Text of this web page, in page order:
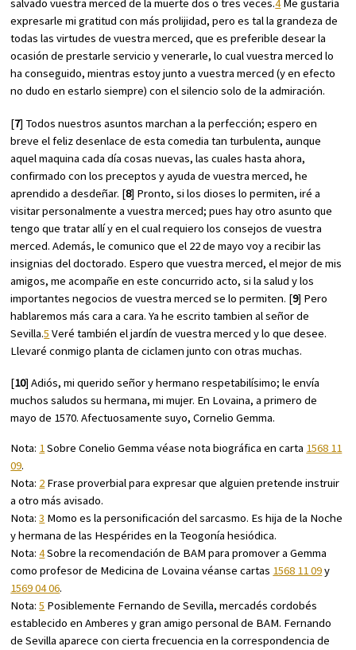
salvado vuestra merced de la muerte dos o tres veces.4Me gustaría
expresarle mi gratitud con más prolijidad, pero es tal la grandeza de
todas las virtudes de vuestra merced, que es preferible desear la
ocasión de prestarle servicio y venerarle, lo cual vuestra merced lo
ha conseguido, mientras estoy junto a vuestra merced (y en efecto
no dudo en estarlo siempre) con el silencio solo de la admiración.
[7] Todos nuestros asuntos marchan a la perfección; espero en
breve el feliz desenlace de esta comedia tan turbulenta, aunque
aquel maquina cada día cosas nuevas, las cuales hasta ahora,
confirmado con los preceptos y ayuda de vuestra merced, he
aprendido a desdeñar. [8] Pronto, si los dioses lo permiten, iré a
visitar personalmente a vuestra merced; pues hay otro asunto que
tengo que tratar allí y en el cual requiero los consejos de vuestra
merced. Además, le comunico que el 22 de mayo voy a recibir las
insignias del doctorado. Espero que vuestra merced, el mejor de mis
amigos, me acompañe en este concurrido acto, si la salud y los
importantes negocios de vuestra merced se lo permiten. [9] Pero
hablaremos más cara a cara. Ya he escrito tambien al señor de
Sevilla.5 Veré también el jardín de vuestra merced y lo que desee.
Llevaré conmigo planta de ciclamen junto con otras muchas.
[10] Adiós, mi querido señor y hermano respetabilísimo; le envía
muchos saludos su hermana, mi mujer. En Lovaina, a primero de
mayo de 1570. Afectuosamente suyo, Cornelio Gemma.
Nota: 1Sobre Conelio Gemma véase nota biográfica en carta 1568 11
09.
Nota: 2 Frase proverbial para expresar que alguien pretende instruir
a otro más avisado.
Nota:3 Momo es la personificación del sarcasmo. Es hija de la Noche
y hermana de las Hespérides en la Teogonía hesiódica.
Nota:4Sobre la recomendación de BAM para promover a Gemma
como profesor de Medicina de Lovaina véanse cartas 1568 11 09y
1569 04 06.
Nota:5 Posiblemente Fernando de Sevilla, mercadés cordobés
establecido en Amberes y gran amigo personal de BAM. Fernando
de Sevilla aparece con cierta frecuencia en la correspondencia de